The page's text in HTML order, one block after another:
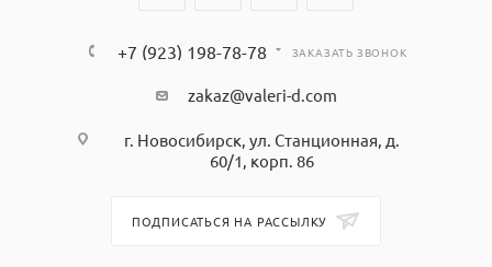
+7 (923) 198-78-78 ЗАКАЗАТЬ ЗВОНОК
zakaz@valeri-d.com
г. Новосибирск, ул. Станционная, д.
60/1, корп. 86
ПОДПИСАТЬСЯ НА РАССЫЛКУ